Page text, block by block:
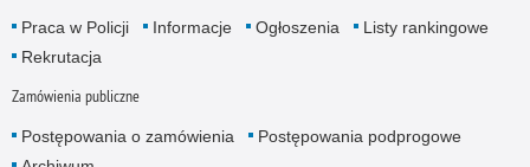
Praca w Policji Informacje Ogłoszenia
Listy rankingowe
Rekrutacja
Zamówienia publiczne
Postępowania o zamówienia
Postępowania podprogowe